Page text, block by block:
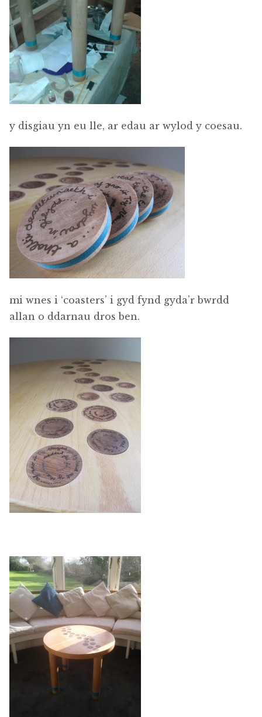
y disgiau yn eu lle, ar edau ar wylod y coesau.
mi wnes i ‘coasters’ i gyd fynd gyda’r bwrdd
allan o ddarnau dros ben.